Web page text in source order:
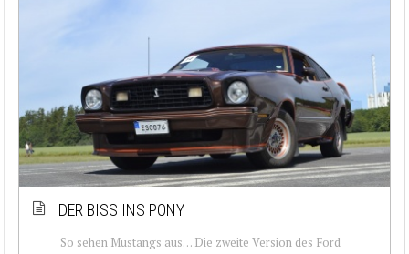
DER BISS INS PONY
So sehen Mustangs aus… Die zweite Version des Ford